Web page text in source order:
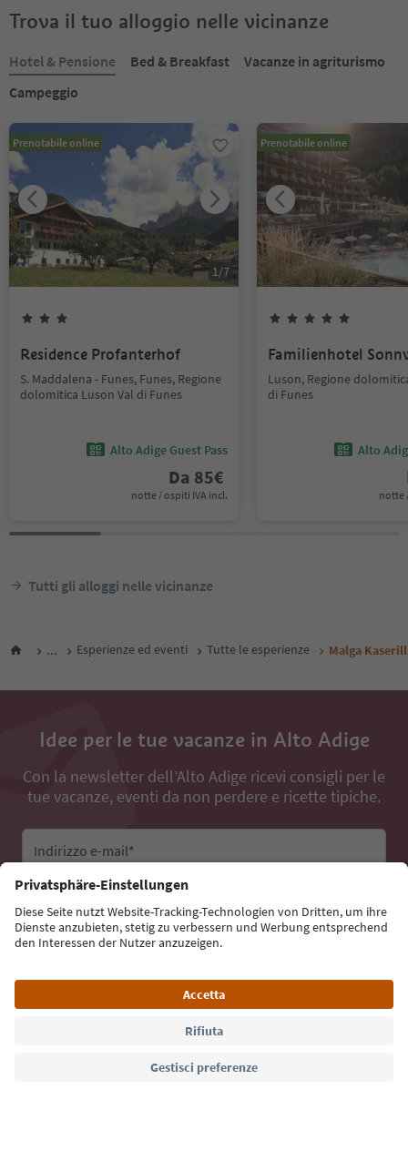
Trova il tuo alloggio nelle vicinanze
Hotel & Pensione Bed & Breakfast
Vacanze in agriturismo
Campeggio
Prenotabile online
1/7
Residence Profanterhof
S. Maddalena - Funes, Funes, Regione
dolomitica Luson Val di Funes
Alto Adige Guest Pass
Da 85€
notte / ospiti IVA incl.
Prenotabile online
Familienhotel
Luson, Regione
di Funes
Alto
notte
Tutti gli alloggi nelle vicinanze
... Esperienze ed eventi Tutte le esperienze Malga Kaserill
Idee per le tue vacanze in Alto Adige
Con la newsletter dell’Alto Adige ricevi consigli per le
tue vacanze, eventi da non perdere e ricette tipiche.
Indirizzo e-mail*
Iscriviti alla newsletter